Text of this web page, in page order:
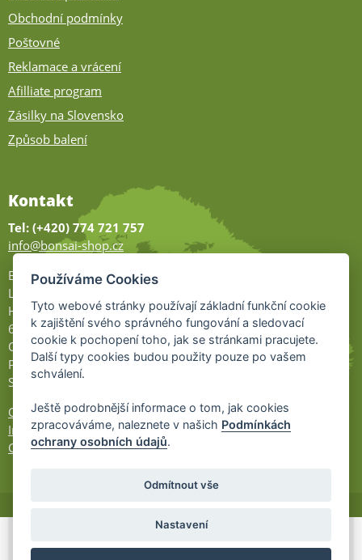
Obchodní podmínky
Poštovné
Reklamace a vrácení
Afilliate program
Zásilky na Slovensko
Způsob balení
Kontakt
Tel: (+420) 774 721 757
info@bonsai-shop.cz
Bonsai-shop
Legionářů 2
Hodonín
695 01
Otevřeno:
Po-Pá 9-17
So 9-11:30
Ochrana osobních údajů
Informace UKZÚZ
Cookies
© 2026 Bonsai-Shop.cz -Partnerský
Používáme Cookies
Tyto webové stránky používají základní funkční cookie
k zajištění svého správného fungování a sledovací
cookie k pochopení toho, jak se stránkami pracujete.
Další typy cookies budou použity pouze po vašem
schválení.
Ještě podrobnější informace o tom, jak cookies
zpracováváme, naleznete v našich Podmínkách
ochrany osobních údajů.
Odmítnout vše
Nastavení